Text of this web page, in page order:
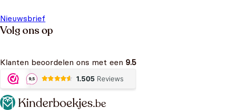
Nieuwsbrief
Volg ons op
Klanten beoordelen ons met een 9.5